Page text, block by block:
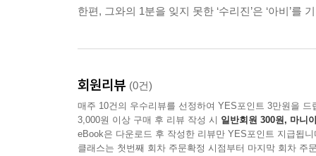
한편, 그와의 1분을 잊지 못한 ‘수리진’은 ‘아비’를
회원리뷰 (0건)
매주 10건의 우수리뷰를 선정하여 YES포인트 3만원을 드
3,000원 이상 구매 후 리뷰 작성 시 일반회원 300원, 마니
eBook은 다운로드 후 작성한 리뷰만 YES포인트 지급됩니
클래스는 첫번째 회차 주문확정 시점부터 마지막 회차 주